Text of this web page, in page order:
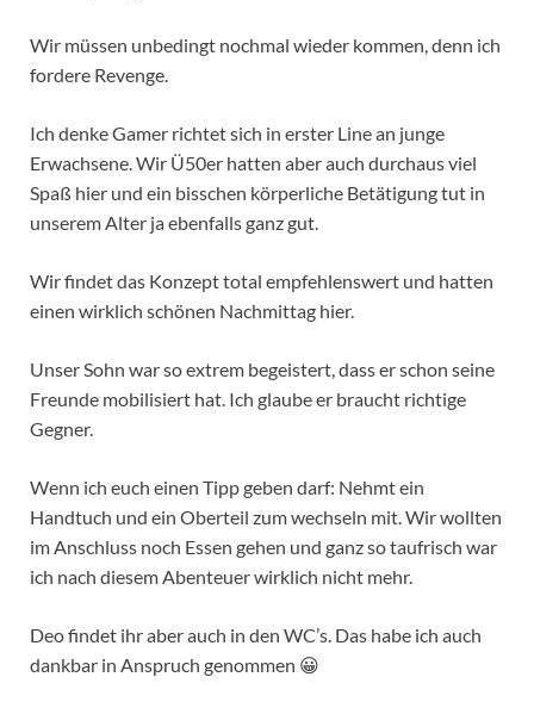
Wir müssen unbedingt nochmal wieder kommen, denn ich
fordere Revenge.
Ich denke Gamer richtet sich in erster Line an junge
Erwachsene. Wir Ü50er hatten aber auch durchaus viel
Spaß hier und ein bisschen körperliche Betätigung tut in
unserem Alter ja ebenfalls ganz gut.
Wir findet das Konzept total empfehlenswert und hatten
einen wirklich schönen Nachmittag hier.
Unser Sohn war so extrem begeistert, dass er schon seine
Freunde mobilisiert hat. Ich glaube er braucht richtige
Gegner.
Wenn ich euch einen Tipp geben darf: Nehmt ein
Handtuch und ein Oberteil zum wechseln mit. Wir wollten
im Anschluss noch Essen gehen und ganz so taufrisch war
ich nach diesem Abenteuer wirklich nicht mehr.
Deo findet ihr aber auch in den WC’s. Das habe ich auch
dankbar in Anspruch genommen 😀